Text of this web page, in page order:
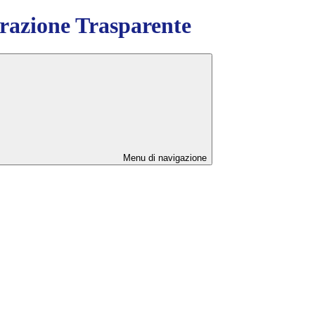
Trasparente
Menu di navigazione